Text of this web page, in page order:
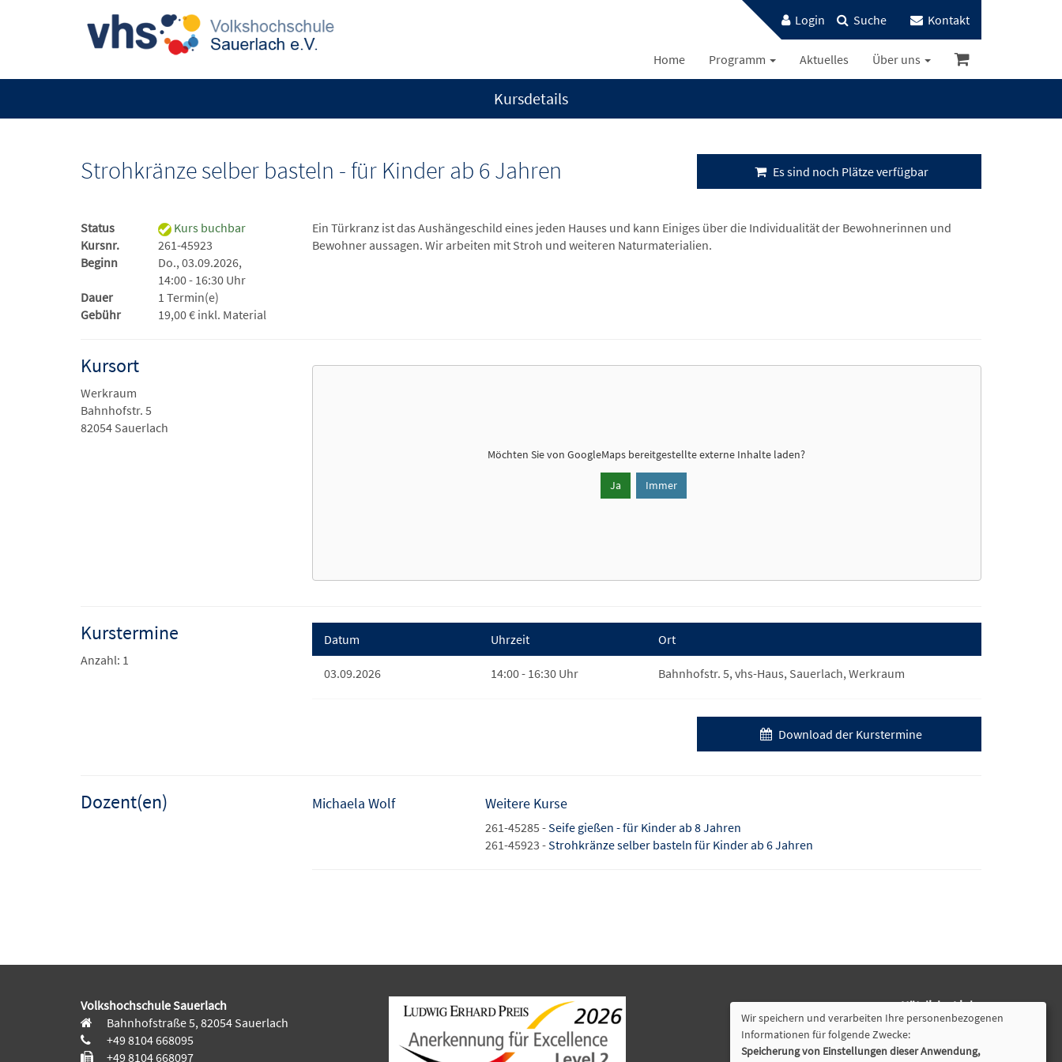
Login Suche Kontakt
Home Programm Aktuelles Über uns
Kursdetails
Strohkränze selber basteln - für Kinder ab 6 Jahren Es sind noch Plätze verfügbar
Status
Kurs buchbar
Kursnr.
261-45923
Beginn
Do., 03.09.2026,
14:00 - 16:30 Uhr
Dauer
1 Termin(e)
Gebühr
19,00 € inkl. Material
Ein Türkranz ist das Aushängeschild eines jeden Hauses und kann Einiges über die Individualität der Bewohnerinnen und
Bewohner aussagen. Wir arbeiten mit Stroh und weiteren Naturmaterialien.
Kursort
Werkraum
Bahnhofstr. 5
82054 Sauerlach
Möchten Sie vonGoogleMaps bereitgestellte externe Inhalte laden?
Ja Immer
Kurstermine
Anzahl: 1
Datum Uhrzeit Ort
03.09.2026 14:00 - 16:30 Uhr Bahnhofstr. 5, vhs-Haus, Sauerlach, Werkraum
Download der Kurstermine
Dozent(en) Michaela Wolf Weitere Kurse
261-45285 -Seife gießen - für Kinder ab 8 Jahren
261-45923 -Strohkränze selber basteln für Kinder ab 6 Jahren
Volkshochschule Sauerlach
Bahnhofstraße 5, 82054 Sauerlach
+49 8104 668095
+49 8104 668097
Nützliche Links
Öffnungszeiten
Cookie Einstellungen
Wir speichern und verarbeiten Ihre personenbezogenen
Informationen für folgende Zwecke:
Speicherung von Einstellungen dieser Anwendung,